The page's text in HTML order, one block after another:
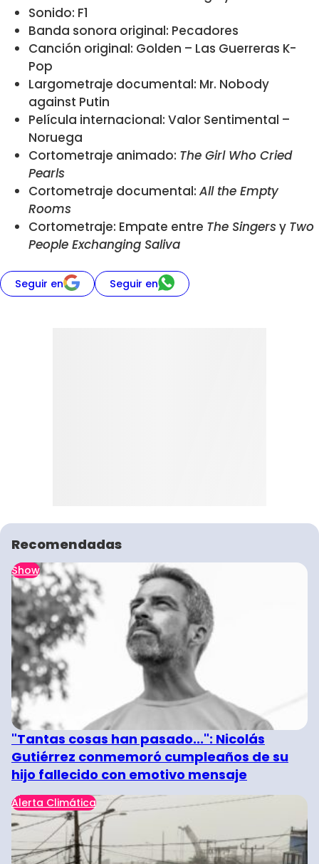
Sonido: F1
Banda sonora original: Pecadores
Canción original: Golden – Las Guerreras K-
Pop
Largometraje documental: Mr. Nobody
against Putin
Película internacional: Valor Sentimental –
Noruega
Cortometraje animado: The Girl Who Cried
Pearls
Cortometraje documental: All the Empty
Rooms
Cortometraje: Empate entre The Singersy Two
People Exchanging Saliva
Seguir en Seguir en
Recomendadas
Show
"Tantas cosas han pasado...": Nicolás
Gutiérrez conmemoró cumpleaños de su
hijo fallecido con emotivo mensaje
Alerta Climática